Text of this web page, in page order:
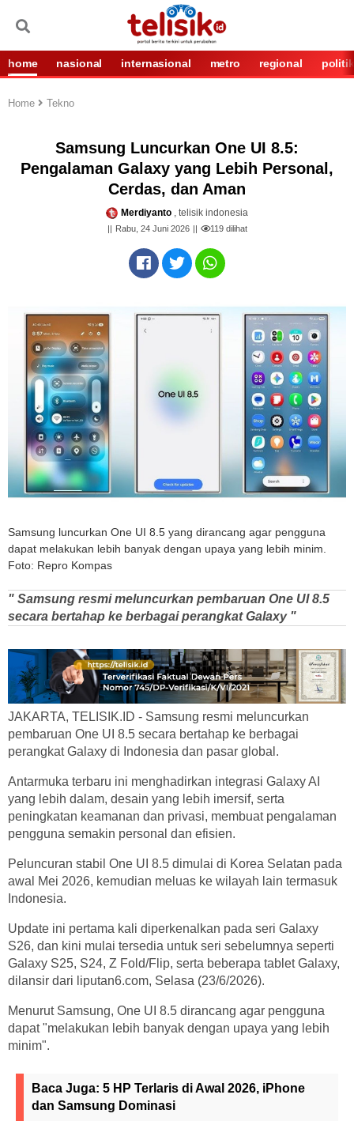
home nasional internasional metro regional politik
Home Tekno
Samsung Luncurkan One UI 8.5:
Pengalaman Galaxy yang Lebih Personal,
Cerdas, dan Aman
Merdiyanto , telisik indonesia
Rabu, 24 Juni 2026 119dilihat
Samsung luncurkan One UI 8.5 yang dirancang agar pengguna
dapat melakukan lebih banyak dengan upaya yang lebih minim.
Foto: Repro Kompas
" Samsung resmi meluncurkan pembaruan One UI 8.5
secara bertahap ke berbagai perangkat Galaxy "
JAKARTA, TELISIK.ID - Samsung resmi meluncurkan
pembaruan One UI 8.5 secara bertahap ke berbagai
perangkat Galaxy di Indonesia dan pasar global.
Antarmuka terbaru ini menghadirkan integrasi Galaxy AI
yang lebih dalam, desain yang lebih imersif, serta
peningkatan keamanan dan privasi, membuat pengalaman
pengguna semakin personal dan efisien.
Peluncuran stabil One UI 8.5 dimulai di Korea Selatan pada
awal Mei 2026, kemudian meluas ke wilayah lain termasuk
Indonesia.
Update ini pertama kali diperkenalkan pada seri Galaxy
S26, dan kini mulai tersedia untuk seri sebelumnya seperti
Galaxy S25, S24, Z Fold/Flip, serta beberapa tablet Galaxy,
dilansir dari liputan6.com, Selasa (23/6/2026).
Menurut Samsung, One UI 8.5 dirancang agar pengguna
dapat "melakukan lebih banyak dengan upaya yang lebih
minim".
Baca Juga: 5 HP Terlaris di Awal 2026, iPhone
dan Samsung Dominasi